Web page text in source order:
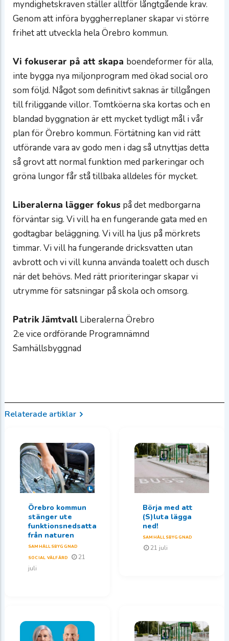
myndighetskraven ställer alltför långtgående krav.
Genom att införa byggherreplaner skapar vi större
frihet att utveckla hela Örebro kommun.
Vi fokuserar på att skapa boendeformer för alla,
inte bygga nya miljonprogram med ökad social oro
som följd. Något som definitivt saknas är tillgången
till friliggande villor. Tomtköerna ska kortas och en
blandad byggnation är ett mycket tydligt mål i vår
plan för Örebro kommun. Förtätning kan vid rätt
utförande vara av godo men i dag så utnyttjas detta
så grovt att normal funktion med parkeringar och
gröna lungor får stå tillbaka alldeles för mycket.
Liberalerna lägger fokus på det medborgarna
förväntar sig. Vi vill ha en fungerande gata med en
godtagbar beläggning. Vi vill ha ljus på mörkrets
timmar. Vi vill ha fungerande dricksvatten utan
avbrott och vi vill kunna använda toalett och dusch
när det behövs. Med rätt prioriteringar skapar vi
utrymme för satsningar på skola och omsorg.
Patrik Jämtvall Liberalerna Örebro
2:e vice ordförande Programnämnd
Samhällsbyggnad
Relaterade artiklar
Örebro kommun
stänger ute
funktionsnedsatta
från naturen
SAMHÄLLSBYGGNAD
SOCIAL VÄLFÄRD
21
juli
Börja med att
(S)luta lägga
ned!
SAMHÄLLSBYGGNAD
21 juli